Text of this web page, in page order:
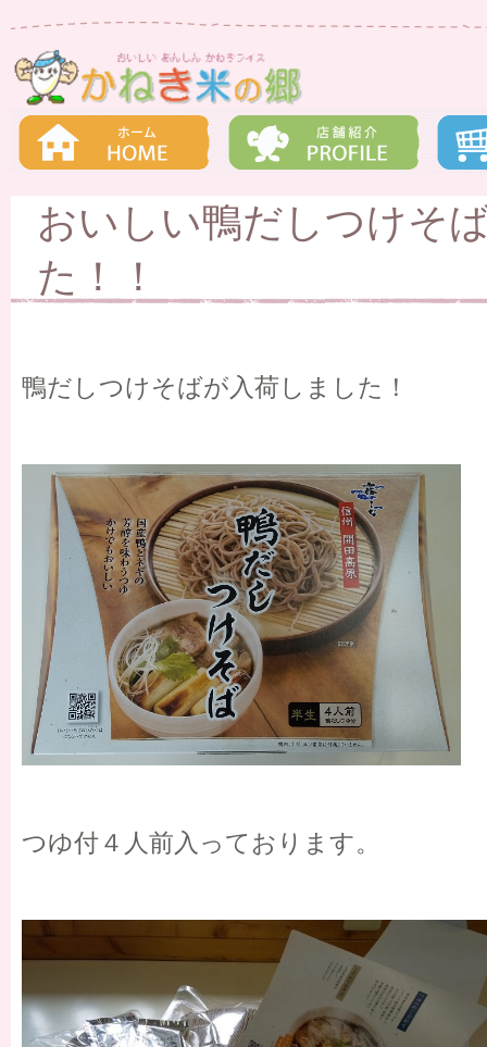
おいしい鴨だしつけそ
た！！
鴨だしつけそばが入荷しました！
つゆ付４人前入っております。